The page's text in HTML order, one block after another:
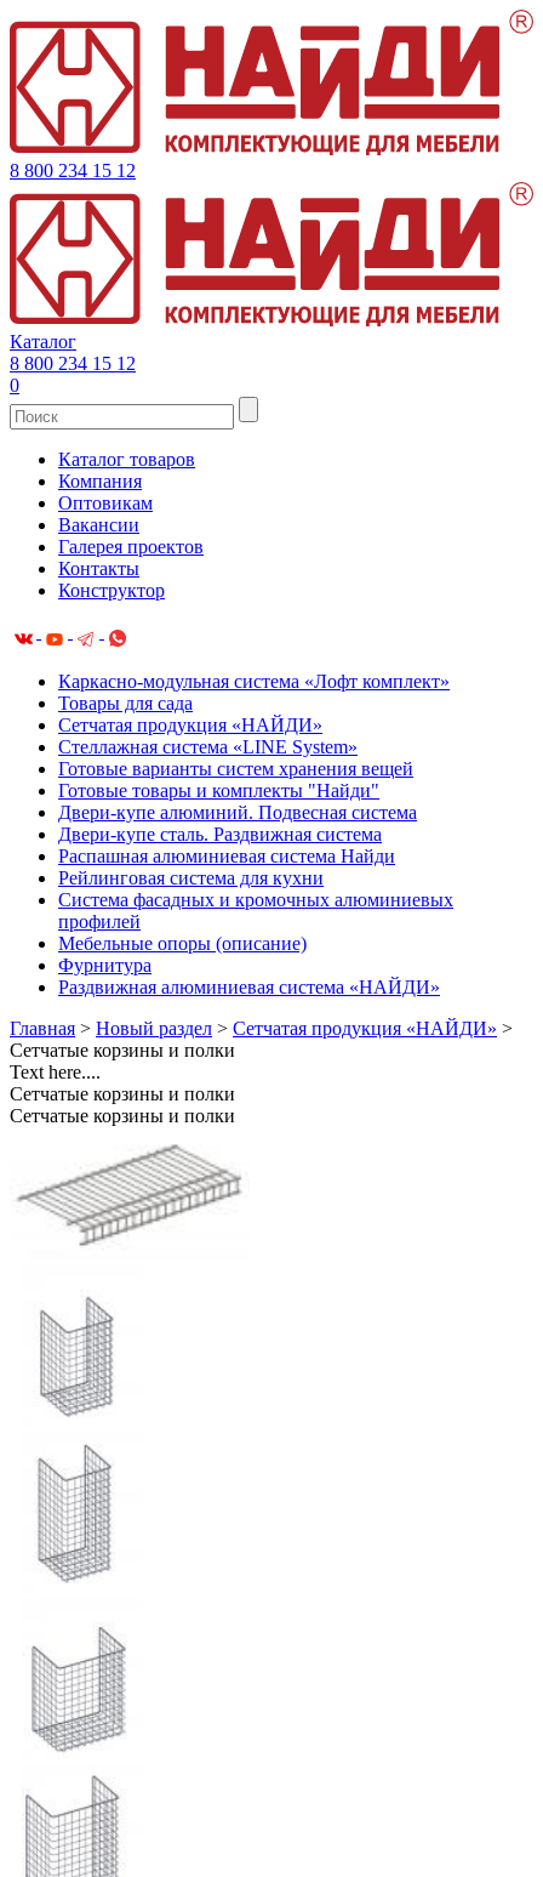
8 800 234 15 12
Каталог
8 800 234 15 12
0
Каталог товаров
Компания
Оптовикам
Вакансии
Галерея проектов
Контакты
Конструктор
Каркасно-модульная система «Лофт комплект»
Товары для сада
Сетчатая продукция «НАЙДИ»
Cтеллажная система «LINE System»
Готовые варианты систем хранения вещей
Готовые товары и комплекты "Найди"
Двери-купе алюминий. Подвесная система
Двери-купе сталь. Раздвижная система
Распашная алюминиевая система Найди
Рейлинговая система для кухни
Система фасадных и кромочных алюминиевых
профилей
Мебельные опоры (описание)
Фурнитура
Раздвижная алюминиевая система «НАЙДИ»
Главная > Новый раздел > Сетчатая продукция «НАЙДИ» >
Сетчатые корзины и полки
Text here....
Сетчатые корзины и полки
Сетчатые корзины и полки